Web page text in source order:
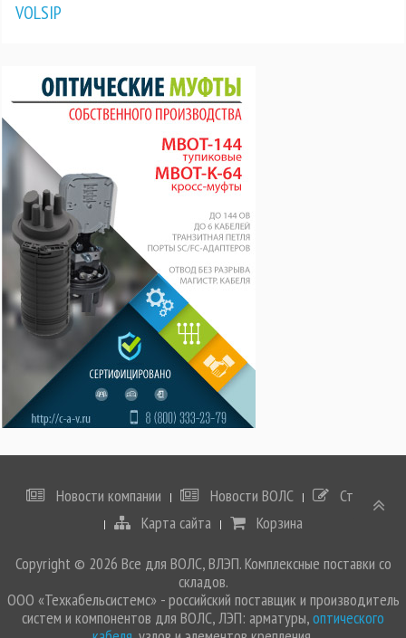
VOLSIP
Новости компании Новости ВОЛС
Статьи
Карта сайта
Корзина
Copyright © 2026 Все для ВОЛС, ВЛЭП. Комплексные поставки со
складов.
ООО «Техкабельсистемс» - российский поставщик и производитель
систем и компонентов для ВОЛС, ЛЭП: арматуры,оптического